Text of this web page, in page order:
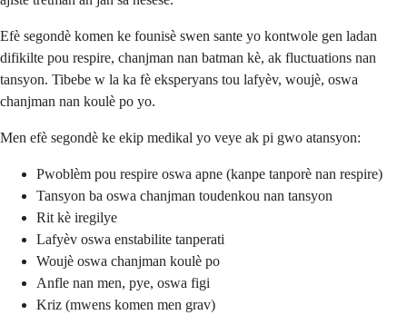
Efè segondè komen ke founisè swen sante yo kontwole gen ladan
difikilte pou respire, chanjman nan batman kè, ak fluctuations nan
tansyon. Tibebe w la ka fè eksperyans tou lafyèv, woujè, oswa
chanjman nan koulè po yo.
Men efè segondè ke ekip medikal yo veye ak pi gwo atansyon:
Pwoblèm pou respire oswa apne (kanpe tanporè nan respire)
Tansyon ba oswa chanjman toudenkou nan tansyon
Rit kè iregilye
Lafyèv oswa enstabilite tanperati
Woujè oswa chanjman koulè po
Anfle nan men, pye, oswa figi
Kriz (mwens komen men grav)